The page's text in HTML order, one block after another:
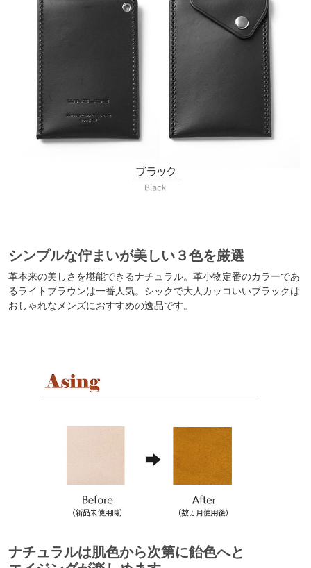
シンプルな佇まいが美しい３色を厳選
革本来の美しさを堪能できるナチュラル。革小物定番のカラーであ
るライトブラウンは一番人気。シックで大人カッコいいブラックは
おしゃれなメンズにおすすめの逸品です。
ナチュラルは肌色から次第に飴色へと